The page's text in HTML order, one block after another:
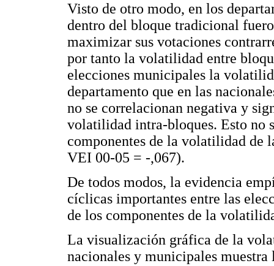
Visto de otro modo, en los
dentro del bloque tradicional
maximizar sus votaciones
por tanto la volatilidad entre
elecciones municipales la
departamento que en las
no se correlacionan negativa y
volatilidad intra-bloques. Esto no
componentes de la volatilidad de
VEI 00-05 = -,067).
De todos modos, la evidencia
cíclicas importantes entre las
de los componentes de la
La visualización gráfica de la
nacionales y municipales